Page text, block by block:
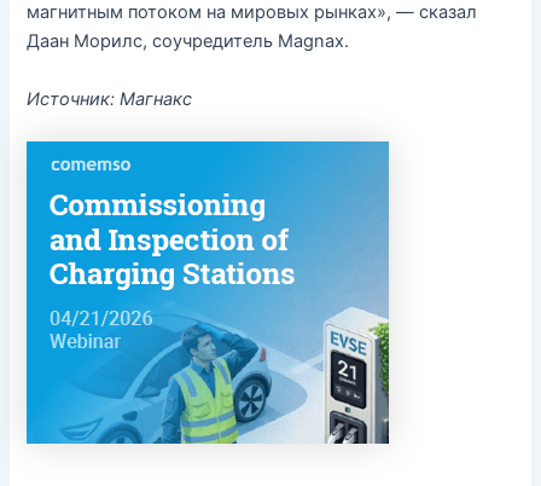
магнитным потоком на мировых рынках», — сказал
Даан Морилс, соучредитель Magnax.
Источник: Магнакс